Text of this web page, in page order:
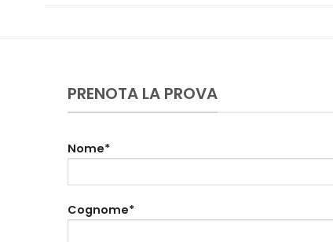
PRENOTA LA PROVA
Nome*
Cognome*